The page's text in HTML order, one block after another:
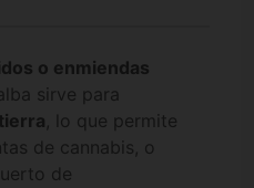
o enmiendas
sirve para
, lo que permite
de cannabis, o
de